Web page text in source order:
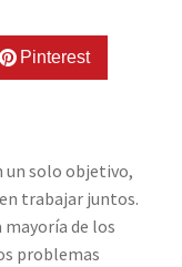
Pinterest
un solo objetivo,
trabajar juntos.
de los
problemas